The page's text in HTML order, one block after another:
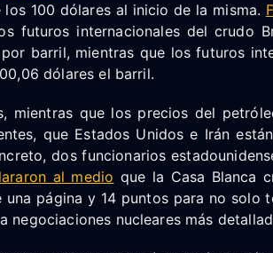
100 dólares al inicio de la misma.
futuros internacionales del crudo
barril, mientras que los futuros
dólares el barril.
mientras que los precios del
que Estados Unidos e Irán
dos funcionarios
al medio que la Casa Blanca
página y 14 puntos para no solo
negociaciones nucleares más